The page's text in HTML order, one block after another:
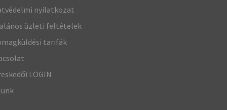
nyilatkozat
üzleti feltételek
tarifák
LOGIN